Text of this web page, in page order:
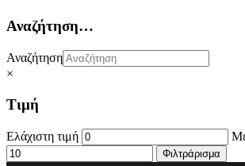
Αναζήτηση…
Αναζήτηση
×
Τιμή
Ελάχιστη τιμή
Φιλτράρισμα